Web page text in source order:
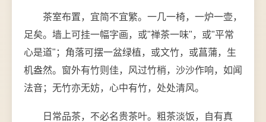
茶室布置，宜简不宜繁。一几一椅，一炉一壶，
足矣。墙上可挂一幅字画，或"禅茶一味"，或"平常
心是道"；角落可摆一盆绿植，或文竹，或菖蒲，生
机盎然。窗外有竹则佳，风过竹梢，沙沙作响，如闻
法音；无竹亦无妨，心中有竹，处处清风。
日常品茶，不必名贵茶叶。粗茶淡饭，自有真